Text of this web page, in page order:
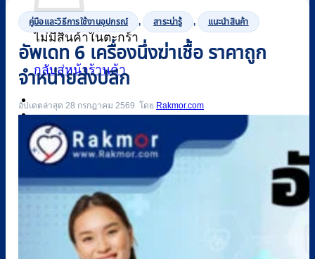
ไม่มีสินค้าในตะกร้า
กลับสู่หน้าร้านค้า
0
คู่มือและวิธีการใช้งานอุปกรณ์ , สาระน่ารู้ , แนะนำสินค้า
อัพเดท 6 เครื่องนึ่งฆ่าเชื้อ ราคาถูก
จำหน่ายส่งปลีก
อัปเดตล่าสุด 28 กรกฎาคม 2569 Rakmor.com